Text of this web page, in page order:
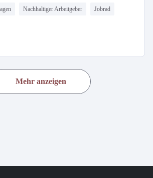
Nachhaltiger Arbeitgeber Jobrad
Mehr anzeigen